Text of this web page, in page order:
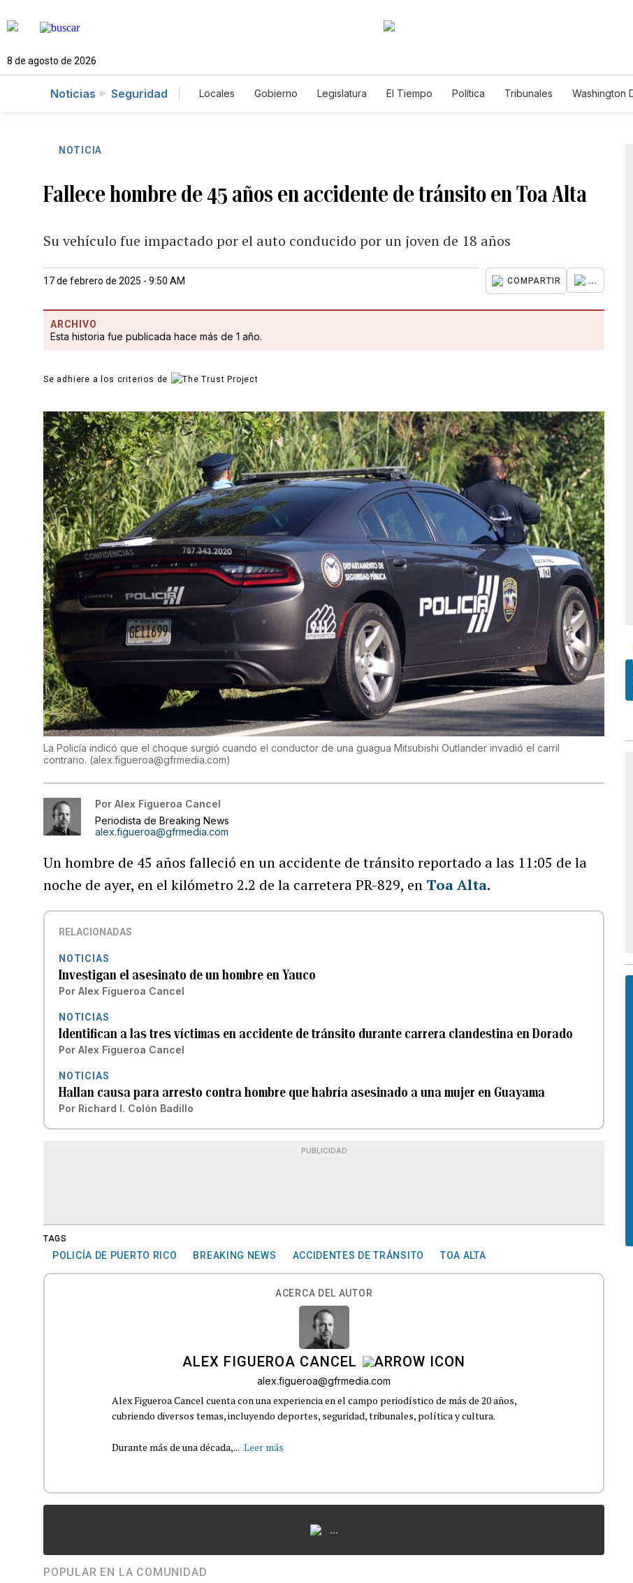
8 de agosto de 2026
Noticias Seguridad Locales Gobierno Legislatura El Tiempo Política Tribunales Washington
NOTICIA
Fallece hombre de 45 años en accidente de tránsito en Toa Alta
Su vehículo fue impactado por el auto conducido por un joven de 18 años
17 de febrero de 2025 - 9:50 AM COMPARTIR ...
ARCHIVO
Esta historia fue publicada hace más de 1 año.
Se adhiere a los criterios de
La Policía indicó que el choque surgió cuando el conductor de una guagua Mitsubishi Outlander invadió el carril
contrario. (alex.figueroa@gfrmedia.com)
Por Alex Figueroa Cancel
Periodista de Breaking News
alex.figueroa@gfrmedia.com
Un hombre de 45 años falleció en un accidente de tránsito reportado a las 11:05 de la
noche de ayer, en el kilómetro 2.2 de la carretera PR-829, en Toa Alta.
RELACIONADAS
NOTICIAS
Investigan el asesinato de un hombre en Yauco
Por Alex Figueroa Cancel
NOTICIAS
Identifican a las tres víctimas en accidente de tránsito durante carrera clandestina en Dorado
Por Alex Figueroa Cancel
NOTICIAS
Hallan causa para arresto contra hombre que habría asesinado a una mujer en Guayama
Por Richard I. Colón Badillo
PUBLICIDAD
TAGS
POLICÍA DE PUERTO RICO BREAKING NEWS ACCIDENTES DE TRÁNSITO TOA ALTA
ACERCA DEL AUTOR
ALEX FIGUEROA CANCEL
alex.figueroa@gfrmedia.com
Alex Figueroa Cancel cuenta con una experiencia en el campo periodístico de más de 20 años,
cubriendo diversos temas, incluyendo deportes, seguridad, tribunales, política y cultura.
Durante más de una década,... Leer más
...
POPULAR EN LA COMUNIDAD